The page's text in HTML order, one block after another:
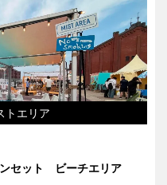
トエリア
ンセット ビーチエリア